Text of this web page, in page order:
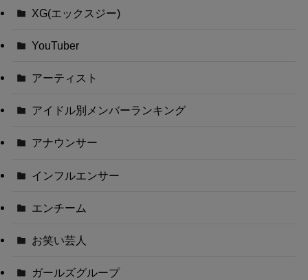
XG(エックスジー)
YouTuber
アーティスト
アイドル別メンバーランキング
アナウンサー
インフルエンサー
エンチーム
お笑い芸人
ガールズグループ